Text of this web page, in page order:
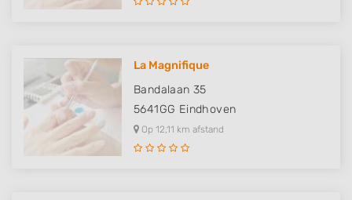
La Magnifique
Bandalaan 35
5641GG Eindhoven
Op 12,11 km afstand